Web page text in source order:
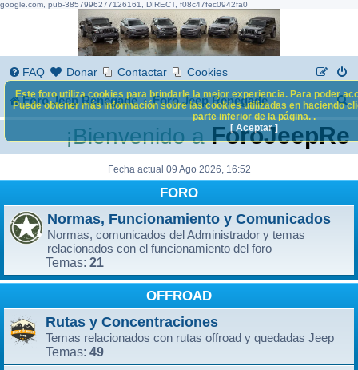
google.com, pub-3857996277126161, DIRECT, f08c47fec0942fa0
FAQ Donar Contactar Cookies
Foro Jeep Renegade Foro Jeep Renegade
B
s
¡Bienvenido a
Fecha actual 09 Ago 2026, 16:52
FORO
Normas, Funcionamiento y Comunicados
Normas, comunicados del Administrador y temas
relacionados con el funcionamiento del foro
Temas: 21
OFFROAD
Rutas y Concentraciones
Temas relacionados con rutas offroad y quedadas Jeep
Temas: 49
Este foro utiliza cookies para brindarle la mejor experiencia. Para poder
Puede obtener más información sobre las cookies utilizadas en haciendo
parte inferior de la página. .
[ Aceptar ]